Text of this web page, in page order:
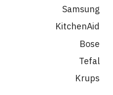
Samsung
KitchenAid
Bose
Tefal
Krups